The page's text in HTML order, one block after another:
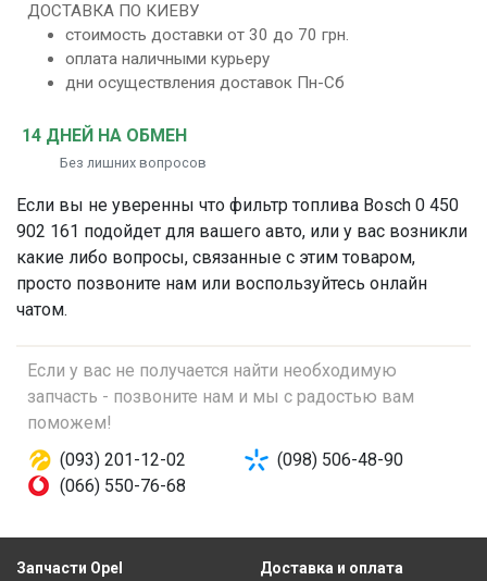
ДОСТАВКА ПО КИЕВУ
стоимость доставки от 30 до 70 грн.
оплата наличными курьеру
дни осуществления доставок Пн-Сб
14 ДНЕЙ НА ОБМЕН
Без лишних вопросов
Если вы не уверенны что фильтр топлива Bosch 0 450
902 161 подойдет для вашего авто, или у вас возникли
какие либо вопросы, связанные с этим товаром,
просто позвоните нам или воспользуйтесь онлайн
чатом.
Если у вас не получается найти необходимую
запчасть - позвоните нам и мы с радостью вам
поможем!
(093) 201-12-02
(098) 506-48-90
(066) 550-76-68
Запчасти Opel Доставка и оплата